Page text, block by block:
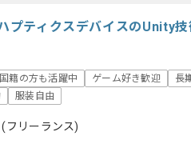
プティクスデバイスのUnity
籍の方も活躍中 ゲーム好き歓迎
長
服装自由
(フリーランス)